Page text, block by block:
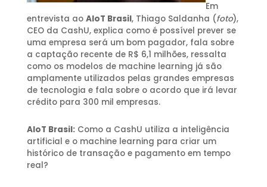
Em
entrevista ao AIoT Brasil, Thiago Saldanha (foto),
CEO da CashU, explica como é possível prever se
uma empresa será um bom pagador, fala sobre
a captação recente de R$ 6,1 milhões, ressalta
como os modelos de machine learning já são
amplamente utilizados pelas grandes empresas
de tecnologia e fala sobre o acordo que irá levar
crédito para 300 mil empresas.
AIoT Brasil:Como a CashU utiliza a inteligência
artificial e o machine learning para criar um
histórico de transação e pagamento em tempo
real?